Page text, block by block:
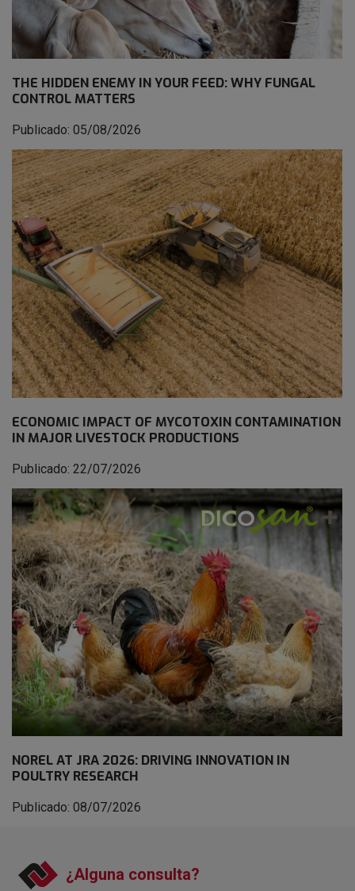
THE HIDDEN ENEMY IN YOUR FEED: WHY FUNGAL
CONTROL MATTERS
Publicado: 05/08/2026
ECONOMIC IMPACT OF MYCOTOXIN CONTAMINATION
IN MAJOR LIVESTOCK PRODUCTIONS
Publicado: 22/07/2026
NOREL AT JRA 2026: DRIVING INNOVATION IN
POULTRY RESEARCH
Publicado: 08/07/2026
¿Alguna consulta?